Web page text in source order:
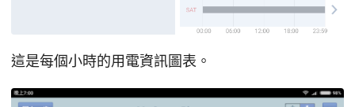
這是每個小時的用電資訊圖表。